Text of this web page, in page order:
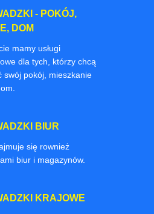
- POKÓJ,
DOM
mamy usługi
dla tych, którzy chcą
swój pokój, mieszkanie
BIUR
się rownież
biur i magazynów.
KRAJOWE